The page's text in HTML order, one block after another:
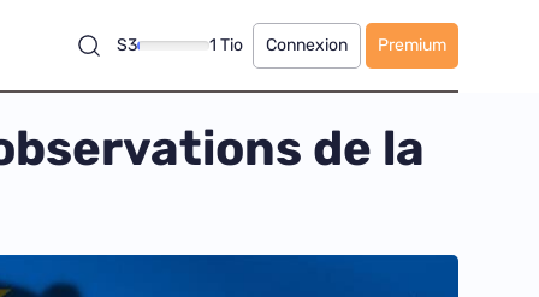
S3 1 Tio Connexion Premium
de la